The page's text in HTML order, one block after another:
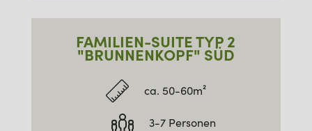
FAMILIEN-SUITE TYP 2
"BRUNNENKOPF" SÜD
ca. 50-60m²
3-7 Personen